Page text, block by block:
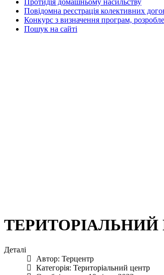
Протидія домашньому насильству
Повідомна реєстрація колективних
Конкурс з визначення програм,
Пошук на сайті
Деталі
Автор: Терцентр
Категорія: Територіальний центр